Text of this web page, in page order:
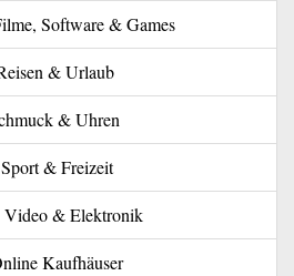
Software & Games
& Urlaub
& Uhren
& Freizeit
& Elektronik
Kaufhäuser